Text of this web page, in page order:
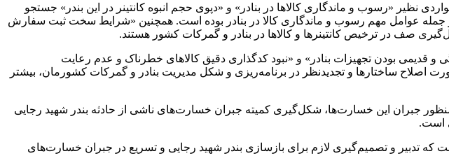
نظیر «رسوب و ماندگاری کالاها در بنادر» و «دپوی حجم انبوه کانتینر در این بندر» جستجو
جمله عوامل مهم رسوب و ماندگاری کالا در بنادر بوده است. همچنین «شرایط سخت ثبت سفارش
صف در ترخیص کانتینرها و کالاها در بنادر و گمرکات کشور هستند.
و قدیمی بودن تجهیزات بنادر» و «نبود کدگذاری دقیق کالاهای خطرناک و عدم رعایت
اصلاح ساختارها و تجدیدنظر در برنامه‌ریزی و شکل مدیریت بنادر و گمرکات کشورمان، بیشتر
جبران این خسارت‌ها، شکل‌گیری کمیته جبران خسارت‌های ناشی از حادثه بندر شهید رجایی
است.
که تدبیر و تصمیم‌گیری لازم برای بازسازی بندر شهید رجایی و تسریع در جبران خسارت‌های